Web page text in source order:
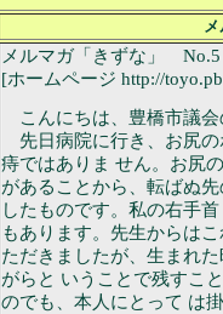
メルマガ「きずな」
[ホームページ http://
こんにちは、豊橋市議会
先日病院に行き、お尻の
痔ではありま せん。お尻
があることから、転ばぬ
したものです。私の右手
もあります。先生からは
ただきましたが、生まれ
がらと いうことで残すこ
のでも、本人にとって は